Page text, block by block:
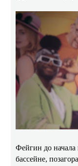
Фейгин до начала
бассейне,